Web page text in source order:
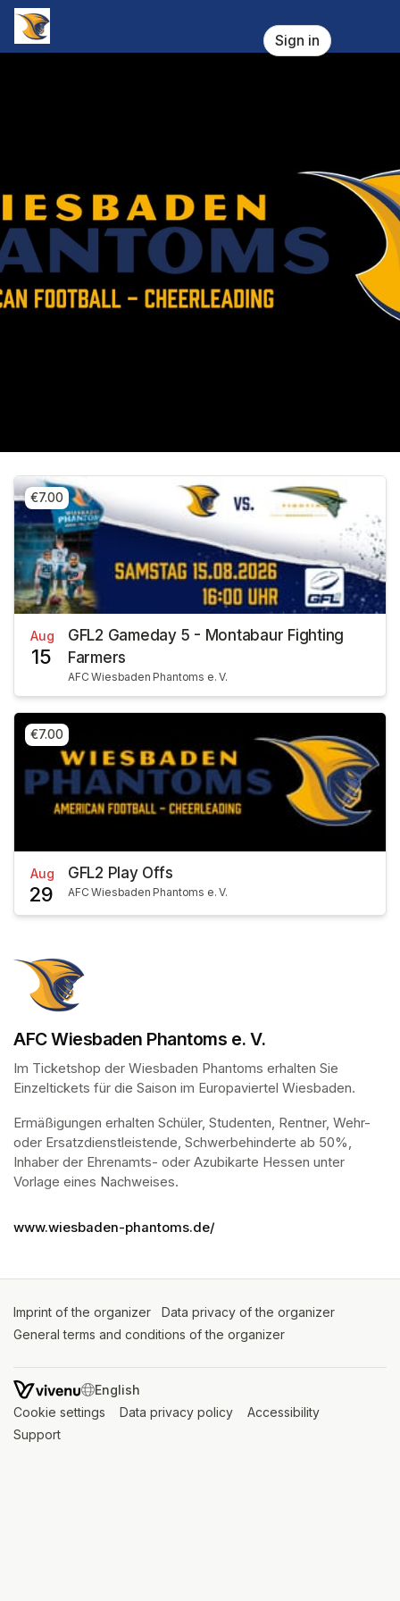
Skip header
AFC Wiesbaden Phantoms e. V.
Sign in
€7.00
Aug
15
GFL2 Gameday 5 - Montabaur Fighting
Farmers
AFC Wiesbaden Phantoms e. V.
€7.00
Aug
29
GFL2 Play Offs
AFC Wiesbaden Phantoms e. V.
AFC Wiesbaden Phantoms e. V.
Im Ticketshop der Wiesbaden Phantoms erhalten Sie
Einzeltickets für die Saison im Europaviertel Wiesbaden.
Ermäßigungen erhalten Schüler, Studenten, Rentner, Wehr-
oder Ersatzdienstleistende, Schwerbehinderte ab 50%,
Inhaber der Ehrenamts- oder Azubikarte Hessen unter
Vorlage eines Nachweises.
www.wiesbaden-phantoms.de/
Imprint of the organizer (opens in a new tab)
Data privacy of the organizer
General terms and conditions of the organizer
SWITCH LANGUAGE
Cookie settings (opens in a new tab)
Data privacy policy (opens in a new tab)
Accessibility
Support